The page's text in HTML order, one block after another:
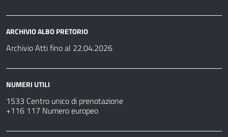
ARCHIVIO ALBO PRETORIO
Archivio Atti fino al 22.04.2026
NUMERI UTILI
1533 Centro unico di prenotazione
+116 117 Numero europeo